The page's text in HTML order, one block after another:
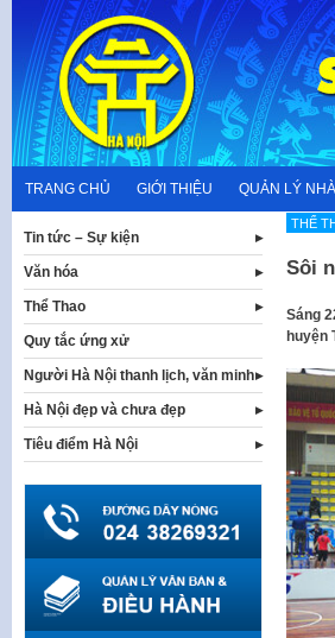
content
TRANG CHỦ GIỚI THIỆU QUẢN LÝ
THỂ
Sôi
Sáng
huyện
Tin tức – Sự kiện
Văn hóa
Thể Thao
Quy tắc ứng xử
Người Hà Nội thanh lịch, văn minh
Hà Nội đẹp và chưa đẹp
Tiêu điểm Hà Nội